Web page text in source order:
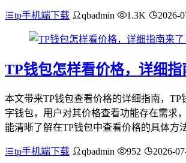
tp手机端下载 qbadmin 1.3K 2026-
TP钱包怎样看价格，详细指
本文带来TP钱包查看价格的详细指南，TP
字钱包，用户对其价格查看功能存在需求
能清晰了解在TP钱包中查看价格的具体方
tp手机端下载 qbadmin 952 2026-